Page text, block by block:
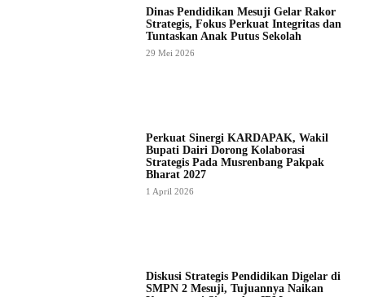
Dinas Pendidikan Mesuji Gelar Rakor
Strategis, Fokus Perkuat Integritas dan
Tuntaskan Anak Putus Sekolah
29 Mei 2026
Perkuat Sinergi KARDAPAK, Wakil
Bupati Dairi Dorong Kolaborasi
Strategis Pada Musrenbang Pakpak
Bharat 2027
1 April 2026
Diskusi Strategis Pendidikan Digelar di
SMPN 2 Mesuji, Tujuannya Naikan